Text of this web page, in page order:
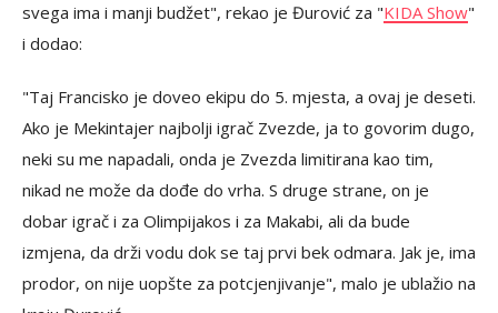
svega ima i manji budžet", rekao je Đurović za "KIDA Show"
i dodao:
"Taj Francisko je doveo ekipu do 5. mjesta, a ovaj je deseti.
Ako je Mekintajer najbolji igrač Zvezde, ja to govorim dugo,
neki su me napadali, onda je Zvezda limitirana kao tim,
nikad ne može da dođe do vrha. S druge strane, on je
dobar igrač i za Olimpijakos i za Makabi, ali da bude
izmjena, da drži vodu dok se taj prvi bek odmara. Jak je, ima
prodor, on nije uopšte za potcjenjivanje", malo je ublažio na